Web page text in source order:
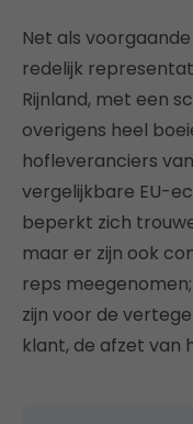
Net als
redelijk
Rijnland, met een
overigens heel
hofleveranciers
vergelijkbare EU-
beperkt zich
maar er zijn ook
reps
zijn voor de
klant, de afzet van